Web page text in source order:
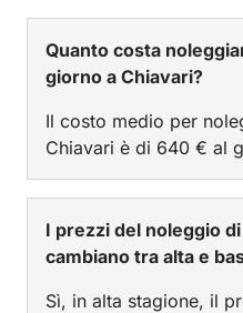
Quanto costa
giorno a Chiavari?
Il costo medio per
Chiavari è di 640 € al
I prezzi del noleggio
cambiano tra alta e
Sì, in alta stagione, il